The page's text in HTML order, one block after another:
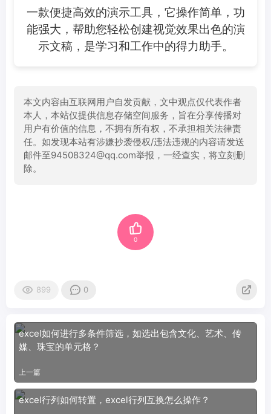
一款便捷高效的演示工具，它操作简单，功
能强大，帮助您轻松创建视觉效果出色的演
示文稿，是学习和工作中的得力助手。
本文内容由互联网用户自发贡献，文中观点仅代表作者
本人，本站仅提供信息存储空间服务，旨在分享传播对
用户有价值的信息，不拥有所有权，不承担相关法律责
任。如发现本站有涉嫌抄袭侵权/违法违规的内容请发送
邮件至94508324@qq.com举报，一经查实，将立刻删
除。
0
899 0
excel如何进行多条件筛选，如选出包含文化、艺术、传
媒、珠宝的单元格？
上一篇
excel行列如何转置，excel行列互换怎么操作？